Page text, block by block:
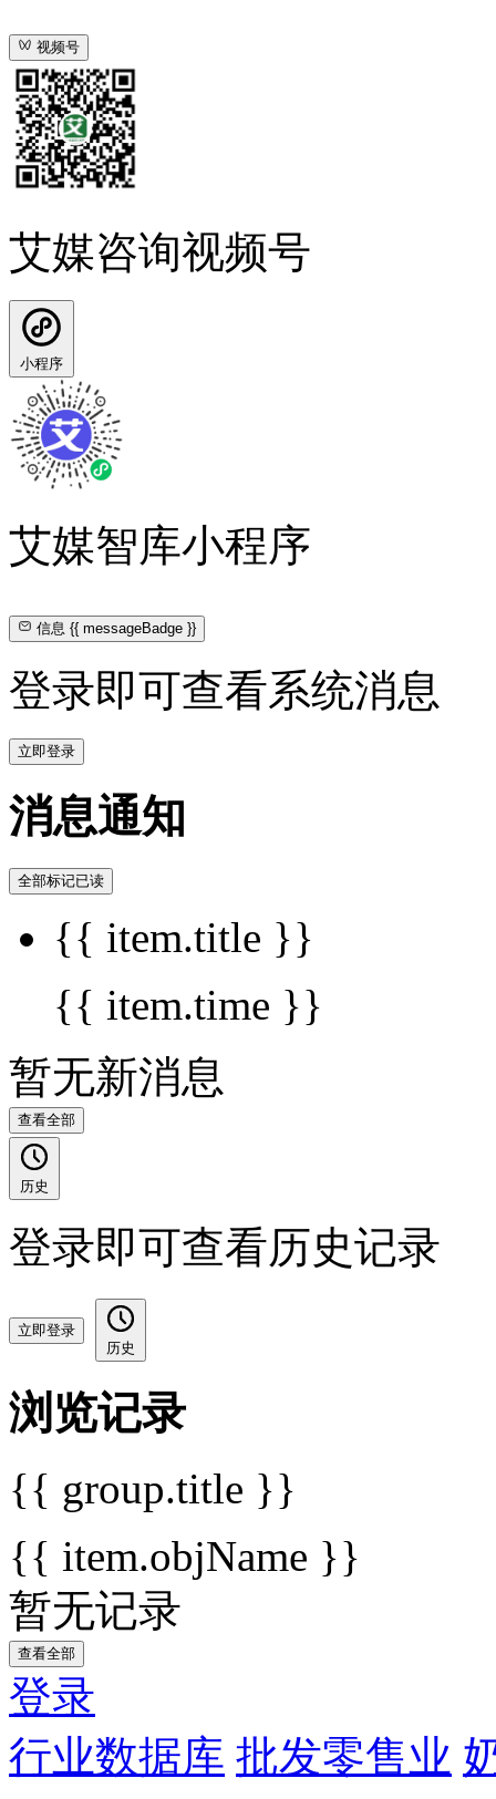
视频号
艾媒咨询视频号
小程序
艾媒智库小程序
信息{{ messageBadge }}
登录即可查看系统消息
立即登录
消息通知
全部标记已读
{{ item.title }}
{{ item.time }}
暂无新消息
查看全部
历史
登录即可查看历史记录
立即登录
历史
浏览记录
{{ group.title }}
{{ item.objName }}
暂无记录
查看全部
登录
行业数据库 批发零售业